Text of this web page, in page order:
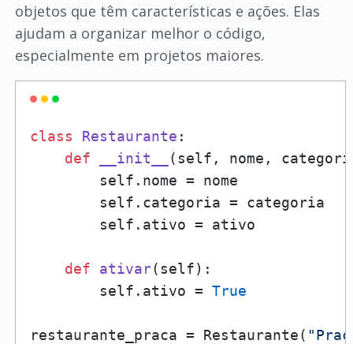
objetos que têm características e ações. Elas
ajudam a organizar melhor o código,
especialmente em projetos maiores.
class Restaurante :
def
__init__ (self, nome,
        self.nome = nome
        self.categoria = categoria
        self.ativo = ativo
def ativar(self):
        self.ativo =
True
restaurante_praca = Restaurante(